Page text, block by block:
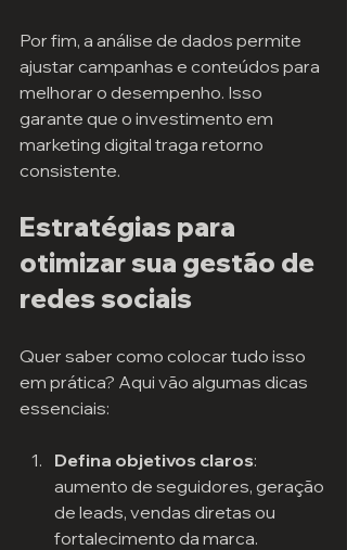
Por fim, a análise de dados permite
ajustar campanhas e conteúdos para
melhorar o desempenho. Isso
garante que o investimento em
marketing digital traga retorno
consistente.
Estratégias para
otimizar sua gestão de
redes sociais
Quer saber como colocar tudo isso
em prática? Aqui vão algumas dicas
essenciais:
Defina objetivos claros:
aumento de seguidores, geração
de leads, vendas diretas ou
fortalecimento da marca.